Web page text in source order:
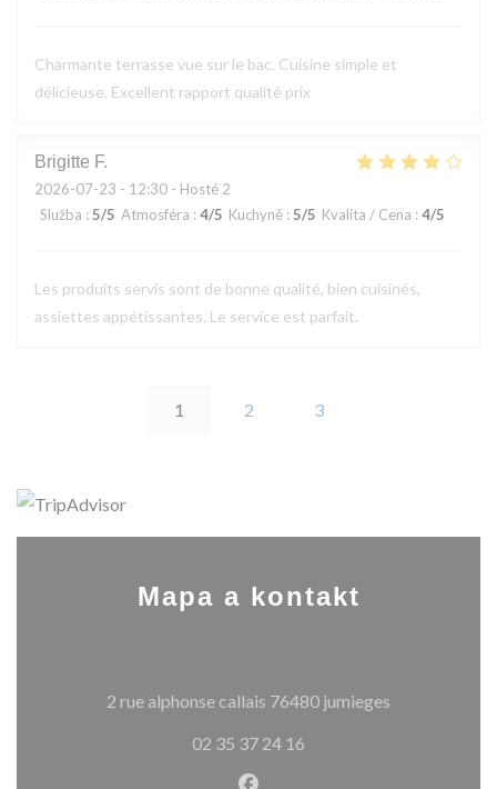
Charmante terrasse vue sur le bac. Cuisine simple et
délicieuse. Excellent rapport qualité prix
Brigitte F
2026-07-23 - 12:30 - Hosté 2
Služba : 5/5 Atmosféra : 4/5 Kuchyně : 5/5 Kvalita / Cena : 4/5
Les produits servis sont de bonne qualité, bien cuisinés,
assiettes appétissantes. Le service est parfait.
1 2 3
Mapa a kontakt
2 rue alphonse callais 76480 jumieges
02 35 37 24 16